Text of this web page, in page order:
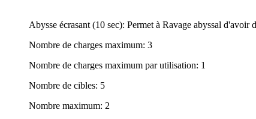
Abysse écrasant (10 sec): Permet à Ravage abyssal
Nombre de charges maximum: 3
Nombre de charges maximum par utilisation: 1
Nombre de cibles: 5
Nombre maximum: 2